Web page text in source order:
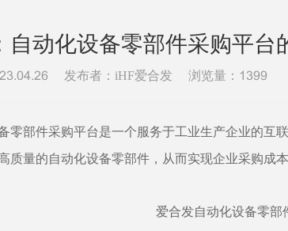
首页 新闻资讯 行业新闻
自动化设备零部件采购平台
发布者：iHF爱合发 浏览量： 1399
零部件采购平台是一个服务于工业生产企业的互
质量的自动化设备零部件，从而实现企业采购成